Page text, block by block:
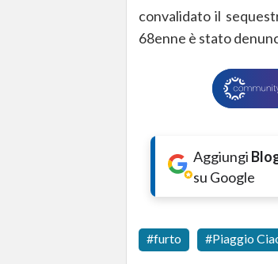
convalidato il
68enne è stato
Aggiungi
su Google
furto Piaggio